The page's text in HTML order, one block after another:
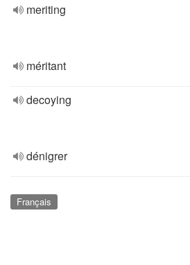
meriting
méritant
decoying
dénigrer
Français